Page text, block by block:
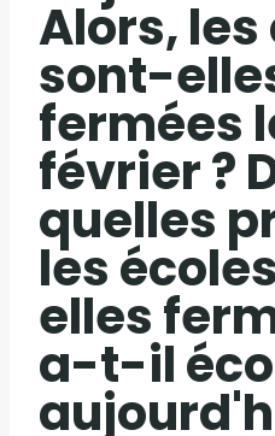
Alors, les
sont-
fermées
février ?
quelles
les
elles
a-t-il